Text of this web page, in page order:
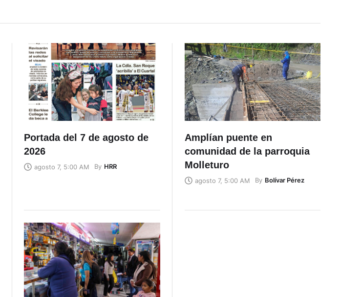
Portada del 7 de agosto de
2026
agosto 7, 5:00 AM By HRR
Amplían puente en
comunidad de la parroquia
Molleturo
agosto 7, 5:00 AM By Bolívar Pérez